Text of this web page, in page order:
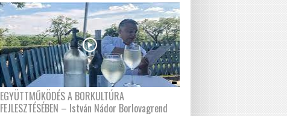
EGYÜTTMŰKÖDÉS A BORKULTÚRA
FEJLESZTÉSÉBEN – István Nádor Borlovagrend